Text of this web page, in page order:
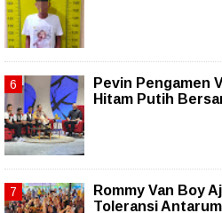
Pevin Pengamen
Hitam Putih
Rommy Van Boy
Toleransi